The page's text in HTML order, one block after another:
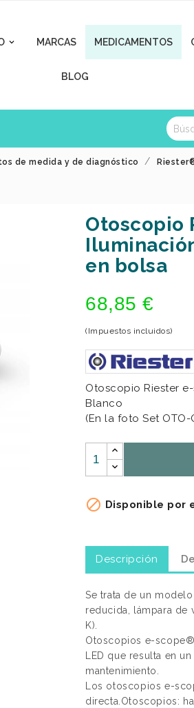
 MARCAS MEDICAMENTOS
BLOG
de medida y de diagnóstico
Otoscopio
en bolsa
68,85 €
(Impuestos incluidos)
Otoscopio Riester
Blanco
(En la foto Set OTO-
 Disponible por
Descripción
Se trata de un
reducida, lámpara de
K).
Otoscopios e-
LED que resulta en
mantenimiento.
Los otoscopios e-
directa.Otoscopios: